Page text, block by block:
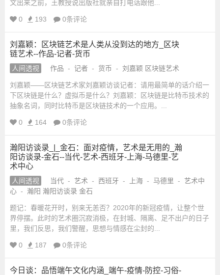
文出来之前，王教授说出版社就亲自打电话跟他...
0 193 0条评论
刘嘉颖：区块链艺术是人类从没到达的地方_区块
链艺术--作品-记者-货币
人间透视 作品 - 记者 - 货币 - 刘嘉颖 区块链艺术
刘嘉颖——区块链艺术家刘嘉颖访谈记者：请用最简单的话介绍一
下区块链是什么？虚拟币是什么？刘嘉颖：区块链是比特币技术的
抽象名词，同时比特币是区块链技术的一个应用。...
0 164 0条评论
瀚阳访谈录_|_金石​：面对疫情，艺术是无用的_瀚
阳访谈录-金石--当代-艺术-西班牙-上海-马德里-艺
术中心
人间透视 当代 - 艺术 - 西班牙 - 上海 - 马德里 - 艺术中
心 - 瀚阳 瀚阳访谈录 金石
题记：春暖花开时，别来无恙否？2020年的新冠疫情，让整个世
界停摆。此时的艺术圈沉寂消极，在封城、隔离、足不出户的日子
里，我们反思，我们警醒，思想与情感在尘封的...
0 187 0条评论
今日谈：品悟端午文化内涵_端午-疫情-防控-习俗-